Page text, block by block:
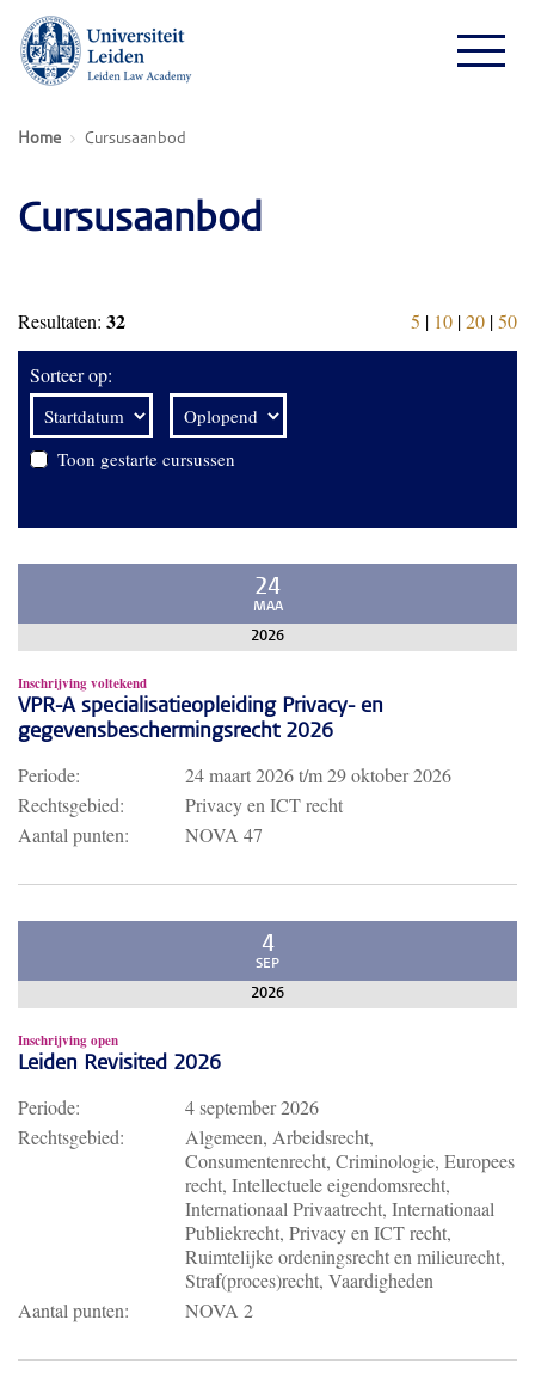
Home Cursusaanbod
Cursusaanbod
Resultaten: 32 5 | 10 |20 |50
Sorteer op:
Toon gestarte cursussen
24
MAA
2026
Inschrijving voltekend
VPR-A specialisatieopleiding Privacy- en
gegevensbeschermingsrecht 2026
Periode: 24 maart 2026t/m29 oktober 2026
Rechtsgebied:
Privacy en ICT recht
Aantal punten:
NOVA 47
4
SEP
2026
Inschrijving open
Leiden Revisited 2026
Periode:
4 september 2026
Rechtsgebied:
Algemeen, Arbeidsrecht,
Consumentenrecht, Criminologie, Europees
recht, Intellectuele eigendomsrecht,
Internationaal Privaatrecht, Internationaal
Publiekrecht, Privacy en ICT recht,
Ruimtelijke ordeningsrecht en milieurecht,
Straf(proces)recht, Vaardigheden
Aantal punten:
NOVA 2